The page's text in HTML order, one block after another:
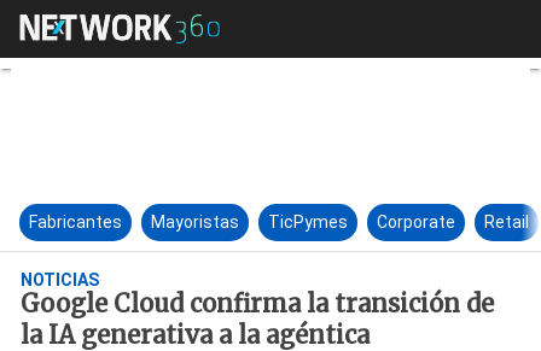
Google Cloud confirma la
Fabricantes Mayoristas TicPymes Corporate Retail
NOTICIAS
Google Cloud confirma la transición de
la IA generativa a la agéntica